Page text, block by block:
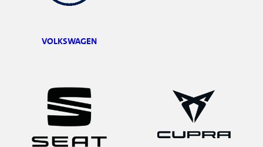
VOLKSWAGEN